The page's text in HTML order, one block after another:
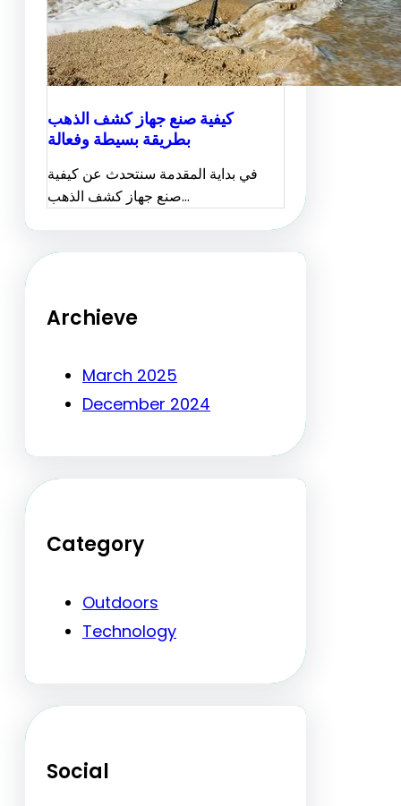
كيفية صنع جهاز كشف الذهب
بطريقة بسيطة وفعالة
في بداية المقدمة سنتحدث عن كيفية
صنع جهاز كشف الذهب…
Archieve
March 2025
December 2024
Category
Outdoors
Technology
Social